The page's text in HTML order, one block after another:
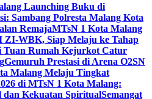
Launching Buku di
Sambang Polresta Malang Kota
RemajaMTsN 1 Kota Malang
ZI-WBK, Siap Melaju ke Tahap
Tuan Rumah Kejurkot Catur
Gemuruh Prestasi di Arena O2SN
Malang Melaju Tingkat
di MTsN 1 Kota Malang:
dan Kekuatan SpiritualSemangat